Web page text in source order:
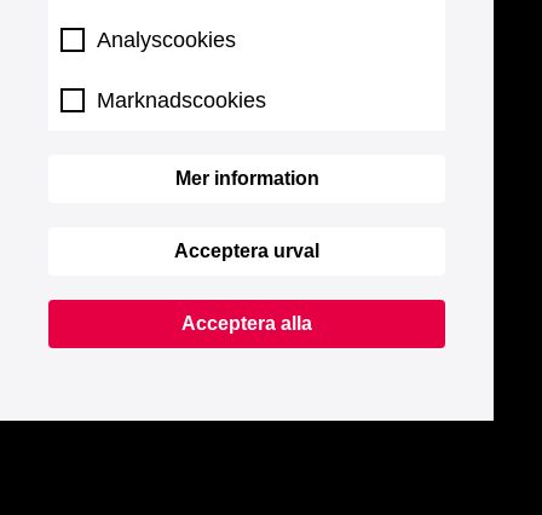
Analyscookies
Marknadscookies
Mer information
Acceptera urval
Acceptera alla